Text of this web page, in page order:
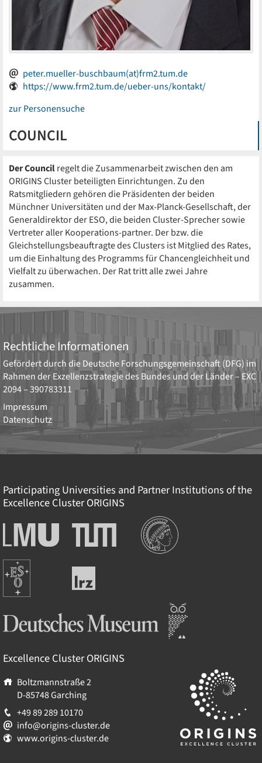
COUNCIL
Der Councilregelt die Zusammenarbeit zwischen den am
ORIGINS Cluster beteiligten Einrichtungen. Zu den
Ratsmitgliedern gehören die Präsidenten der beiden
Münchner Universitäten und der Max-Planck-Gesellschaft, der
Generaldirektor der ESO, die beiden Cluster-Sprecher sowie
Vertreter aller Kooperations-partner. Der bzw. die
Gleichstellungsbeauftragte des Clusters ist Mitglied des Rates,
um die Einhaltung des Programms für Chancengleichheit und
Vielfalt zu überwachen. Der Rat tritt alle zwei Jahre
zusammen.
peter.mueller-buschbaum(at)frm2.tum.de
https://www.frm2.tum.de/ueber-uns/kontakt/
zur Personensuche
Rechtliche Informationen
Gefördert durch dieDeutsche Forschungsgemeinschaft (DFG) im
Rahmen der Exzellenzstrategie des Bundes und der Länder – EXC
2094 – 390783311
Impressum
Datenschutz
Participating Universities and Partner Institutions of the
Excellence ClusterORIGINS
Ludwig-
Maximilians-
München
Technische
Universität
Institutionen
Europäische
Südsternwarte
Leibniz-
Rechenzentrum
Excellence ClusterORIGINS
Boltzmannstraße 2
D-85748Garching
+49 89 289 10170
info@origins-cluster.de
www.origins-cluster.de